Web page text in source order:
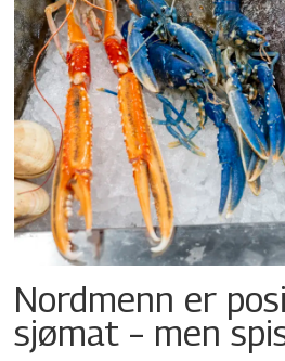
Nordmenn er
sjømat – men